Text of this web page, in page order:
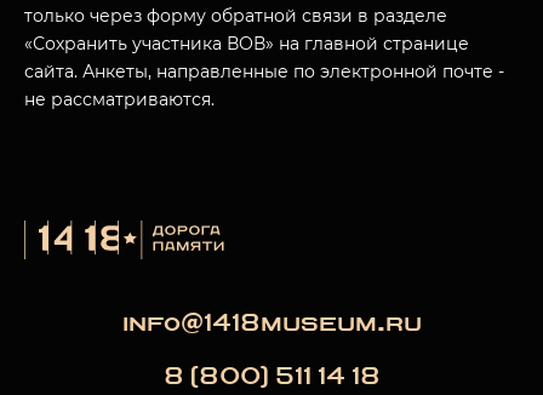
только через форму обратной связи в разделе
«Сохранить участника ВОВ» на главной странице
сайта. Анкеты, направленные по электронной почте -
не рассматриваются.
info@1418museum.ru
8 (800) 511 14 18